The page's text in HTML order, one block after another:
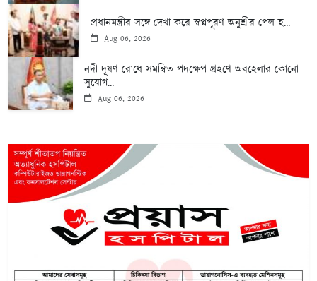
প্রধানমন্ত্রীর সঙ্গে দেখা করে স্বপ্নপূরণ অনুশ্রীর পেল হ...
Aug 06, 2026
নদী দূষণ রোধে সমন্বিত পদক্ষেপ গ্রহণে অবহেলার কোনো
সুযোগ...
Aug 06, 2026